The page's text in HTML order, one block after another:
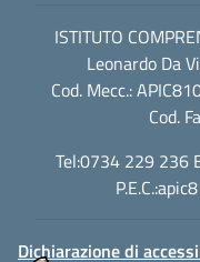
ISTITUTO
Leonardo Da
Cod. Mecc.:
Cod.
Tel:0734 229 236
P.E.C.:
Dichiarazione di